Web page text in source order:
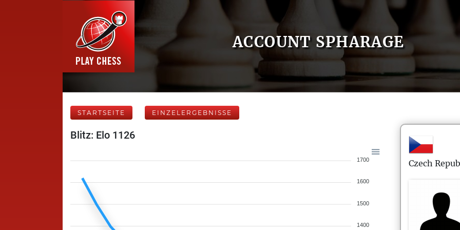
ACCOUNT SPHARAGE
STARTSEITE EINZELERGEBNISSE
Blitz: Elo 1126
1700
1600
1500
1400
Czech